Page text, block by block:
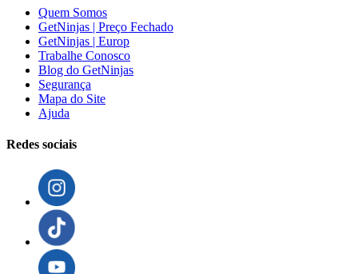
Quem Somos
GetNinjas | Preço Fechado
GetNinjas | Europ
Trabalhe Conosco
Blog do GetNinjas
Segurança
Mapa do Site
Ajuda
Redes sociais